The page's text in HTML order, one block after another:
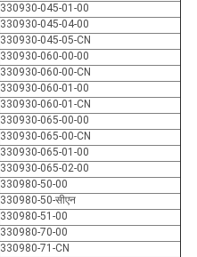
330930-045-01-00
330930-045-04-00
330930-045-05-CN
330930-060-00-00
330930-060-00-CN
330930-060-01-00
330930-060-01-CN
330930-065-00-00
330930-065-00-CN
330930-065-01-00
330930-065-02-00
330980-50-00
330980-50-सीएन
330980-51-00
330980-70-00
330980-71-CN